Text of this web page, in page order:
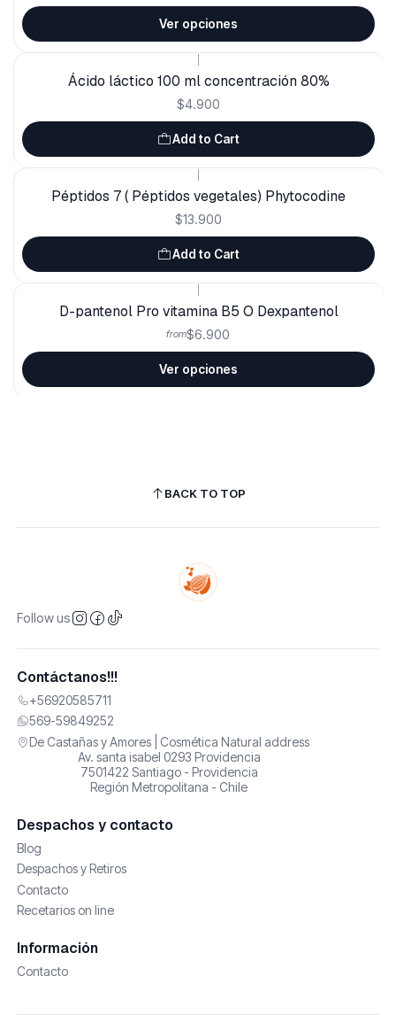
Ver opciones
Ácido láctico 100 ml concentración 80%
$4.900
Add to Cart
Péptidos 7 ( Péptidos vegetales) Phytocodine
$13.900
Add to Cart
D-pantenol Pro vitamina B5 O Dexpantenol
from$6.900
Ver opciones
BACK TO TOP
Follow us
Contáctanos!!!
+56920585711
569-59849252
De Castañas y Amores | Cosmética Natural address
Av. santa isabel 0293 Providencia
7501422 Santiago - Providencia
Región Metropolitana - Chile
Despachos y contacto
Blog
Despachos y Retiros
Contacto
Recetarios on line
Información
Contacto